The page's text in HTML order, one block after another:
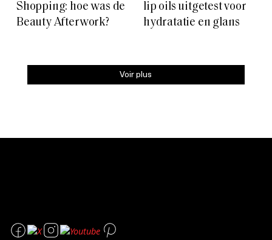
Shopping: hoe was de
Beauty Afterwork?
lip oils uitgetest voor
hydratatie en glans
Voir plus